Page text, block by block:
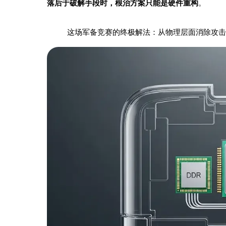
落后于破解手段时，根治方案只能是硬件重构。
这场军备竞赛的终极解法：从物理层面消除攻